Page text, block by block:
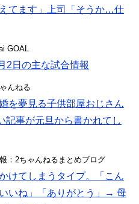
てます」上司「そうか…仕
GOAL
2日の主な試合情報
んねる
を夢見る子供部屋おじさん
記事が元旦から書かれてし
：2ちゃんねるまとめブログ
けてしまうタイプ。「こん
いね」「ありがとう」→ 母